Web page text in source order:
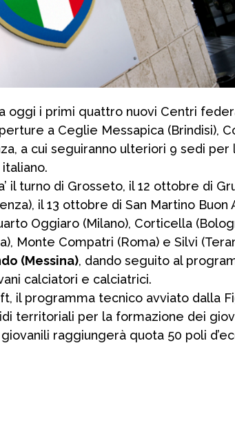
oggi i primi quattro nuovi Centri
a Ceglie Messapica (Brindisi),
a cui seguiranno ulteriori 9 sedi per
il turno di Grosseto, il 12 ottobre di
il 13 ottobre di San Martino Buon
Oggiaro (Milano), Corticella
Monte Compatri (Roma) e Silvi
(Messina), dando seguito al
calciatori e calciatrici.
il programma tecnico avviato dalla
territoriali per la formazione dei
raggiungerà quota 50 poli